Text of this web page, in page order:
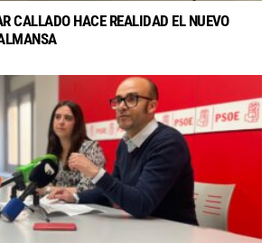
CALLADO HACE REALIDAD EL NUEVO